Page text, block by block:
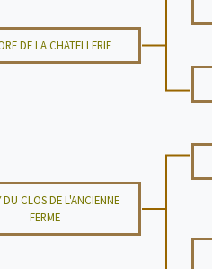
DE LA CHATELLERIE
DU CLOS DE L'ANCIENNE
FERME